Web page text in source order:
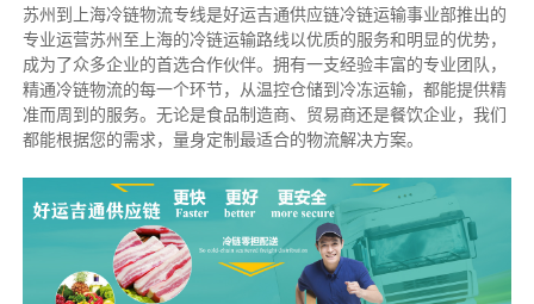
苏州到上海冷链物流专线是好运吉通供应链冷链运输事业部推出的
专业运营苏州至上海的冷链运输路线以优质的服务和明显的优势，
成为了众多企业的首选合作伙伴。拥有一支经验丰富的专业团队，
精通冷链物流的每一个环节，从温控仓储到冷冻运输，都能提供精
准而周到的服务。无论是食品制造商、贸易商还是餐饮企业，我们
都能根据您的需求，量身定制最适合的物流解决方案。